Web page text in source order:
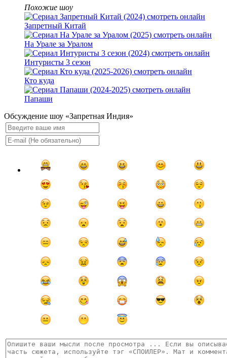
Похожие шоу
Запретный Китай
На Урале за Уралом
Интуристы 3 сезон
Кто куда
Папаши
Обсуждение шоу «Запретная Индия»